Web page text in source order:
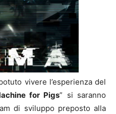
vivere l’esperienza del
for Pigs” si saranno
di sviluppo preposto alla